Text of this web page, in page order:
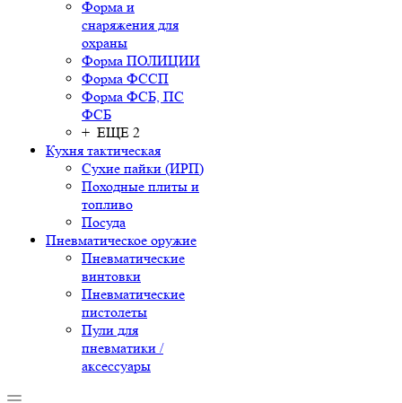
Форма и
снаряжения для
охраны
Форма ПОЛИЦИИ
Форма ФССП
Форма ФСБ, ПС
ФСБ
+ ЕЩЕ 2
Кухня тактическая
Сухие пайки (ИРП)
Походные плиты и
топливо
Посуда
Пневматическое оружие
Пневматические
винтовки
Пневматические
пистолеты
Пули для
пневматики /
аксессуары